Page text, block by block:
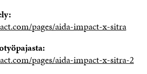
pages/aida-impact-x-sitra
pages/aida-impact-x-sitra-2